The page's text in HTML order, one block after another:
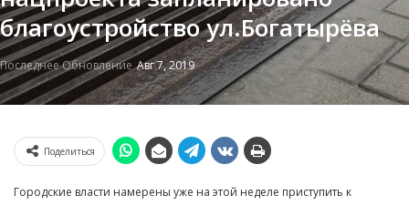
благоустройство ул.Богатырёва
Последнее ОбновлениеАвг 7, 2019
Поделиться
Городские власти намерены уже на этой неделе приступить к